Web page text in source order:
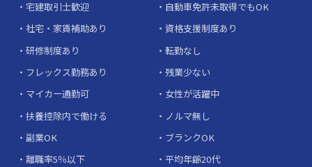
宅建取引士歓迎
自動車免許未取得でもOK
社宅・家賃補助あり
資格支援制度あり
研修制度あり
転勤なし
フレックス勤務あり
残業少ない
マイカー通勤可
女性が活躍中
扶養控除内で働ける
ノルマ無し
副業OK
ブランクOK
離職率5％以下
平均年齢20代